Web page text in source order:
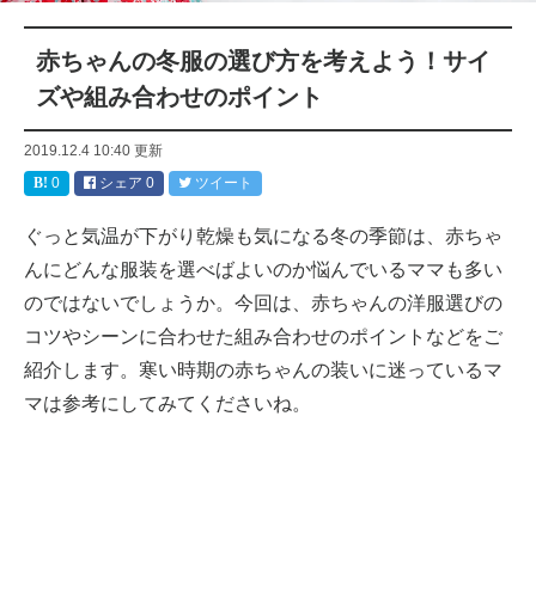
赤ちゃんの冬服の選び方を考えよう！サイ
ズや組み合わせのポイント
2019.12.4 10:40 更新
0
シェア 0 ツイート
ぐっと気温が下がり乾燥も気になる冬の季節は、赤ちゃ
んにどんな服装を選べばよいのか悩んでいるママも多い
のではないでしょうか。今回は、赤ちゃんの洋服選びの
コツやシーンに合わせた組み合わせのポイントなどをご
紹介します。寒い時期の赤ちゃんの装いに迷っているマ
マは参考にしてみてくださいね。